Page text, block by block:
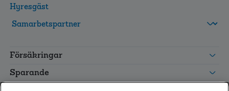
Hyresgäst
grupp
Leverantörswebb
Försäkringar
Sparande